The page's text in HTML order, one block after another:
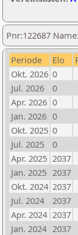
Pnr:122687
Periode Elo
Okt. 2026 0
Jul. 2026
0
Apr. 2026 0
Jan. 2026 0
Okt. 2025 0
Jul. 2025
0
Apr. 2025 2037
Jan. 2025 2037
Okt. 2024 2037
Jul. 2024
2037
Apr. 2024 2037
Jan. 2024 2037